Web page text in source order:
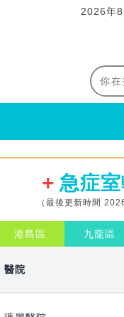
2026年
急症
（最後更新時間
港島區 九龍區
醫院